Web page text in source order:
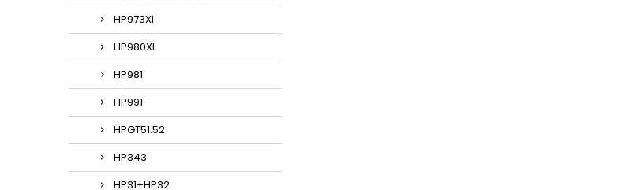
HP973Xl
HP980XL
HP981
HP991
HPGT51.52
HP343
HP31+HP32